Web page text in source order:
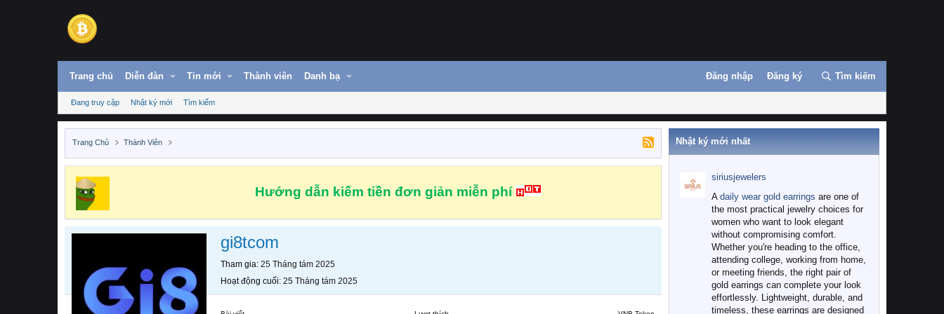
Trang chủ Diễn đàn Tin mới Thành viên Danh bạ Đăng nhập Đăng ký Tìm kiếm
Đang truy cập Nhật ký mới Tìm kiếm
Trang Chủ Thành Viên
Hướng dẫn kiếm tiền đơn giản miễn phí
gi8tcom
Tham gia 25 Tháng tám 2025
Hoạt động cuối 25 Tháng tám 2025
Nhật ký mới nhất
siriusjewelers
A daily wear gold earrings are one of
the most practical jewelry choices for
women who want to look elegant
without compromising comfort.
Whether you're heading to the office,
attending college, working from home,
or meeting friends, the right pair of
gold earrings can complete your look
effortlessly. Lightweight, durable, and
timeless, these earrings are designed